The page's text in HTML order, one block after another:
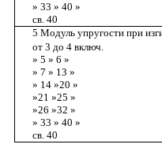
» 33 » 40 »
св. 40
5 Модуль упругости при
от 3 до 4 включ.
» 5 » 6 »
» 7 » 13 »
» 14 »20 »
»21 »25 »
»26 »32 »
» 33 » 40 »
св. 40